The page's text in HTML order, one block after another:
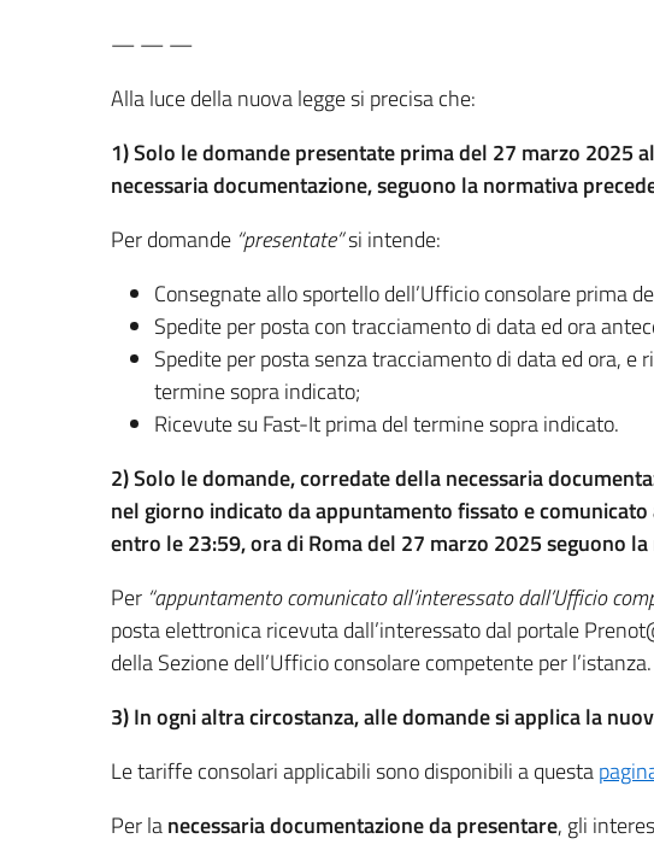
— — —
Alla luce della nuova legge si precisa che:
1) Solo le domande presentate prima del 27 marzo 2025
necessaria documentazione, seguono la normativa
Per domande “presentate”si intende:
Consegnate allo sportello dell’Ufficio consolare prima
Spedite per posta con tracciamento di data ed ora
Spedite per posta senza tracciamento di data ed ora, e
termine sopra indicato;
Ricevute su Fast-It prima del termine sopra indicato.
2) Solo le domande, corredate della necessaria
nel giorno indicato da appuntamento fissato e
entro le 23:59, ora di Roma del 27 marzo 2025 seguono
Per “appuntamento comunicato all’interessato dall’Ufficio
posta elettronica ricevuta dall’interessato dal portale
della Sezione dell’Ufficio consolare competente per l’istanza.
3) In ogni altra circostanza, alle domande si applica la
Le tariffe consolari applicabili sono disponibili a questa
Per lanecessaria documentazione da presentare, gli